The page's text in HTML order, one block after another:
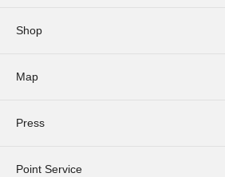
Shop
Map
Press
Point Service